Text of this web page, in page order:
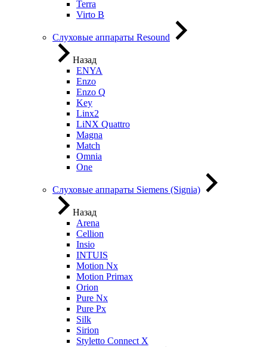
Terra
Virto B
Слуховые аппараты Resound
Назад
ENYA
Enzo
Enzo Q
Key
Linx2
LiNX Quattro
Magna
Match
Omnia
One
Слуховые аппараты Siemens (Signia)
Назад
Arena
Cellion
Insio
INTUIS
Motion Nx
Motion Primax
Orion
Pure Nx
Pure Px
Silk
Sirion
Styletto Connect X